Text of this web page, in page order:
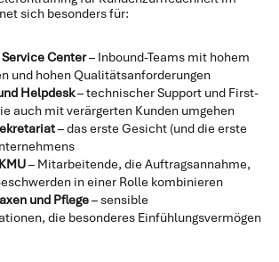
sich besonders für:
Center– Inbound-Teams mit hohem
und hohen Qualitätsanforderungen
Helpdesk– technischer Support und First-
auch mit verärgerten Kunden umgehen
– das erste Gesicht (und die erste
– Mitarbeitende, die Auftragsannahme,
in einer Rolle kombinieren
und Pflege– sensible
die besonderes Einfühlungsvermögen